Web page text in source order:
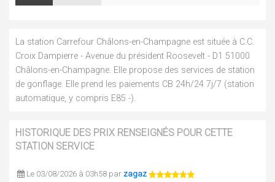
La station Carrefour Châlons-en-Champagne est située à C.C.
Croix Dampierre - Avenue du président Roosevelt - D1 51000
Châlons-en-Champagne. Elle propose des services de station
de gonflage. Elle prend les paiements CB 24h/24 7j/7 (station
automatique, y compris E85 -).
HISTORIQUE DES PRIX RENSEIGNÉS POUR CETTE
STATION SERVICE
Le 03/08/2026 à 03h58 par zagaz